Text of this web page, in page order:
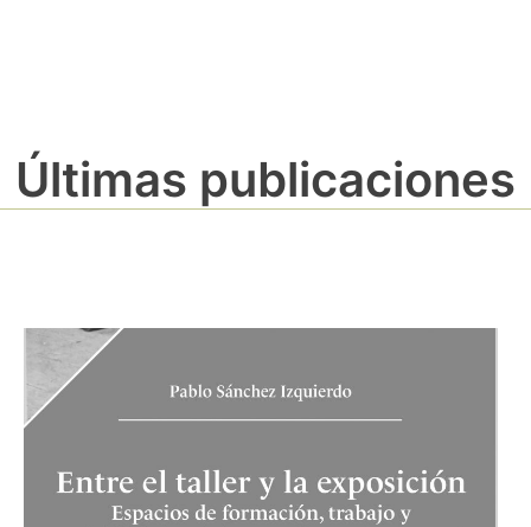
Últimas publicaciones